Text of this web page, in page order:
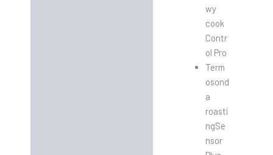
wy
cook
Contr
ol Pro
Term
osond
a
roasti
ngSe
nsor